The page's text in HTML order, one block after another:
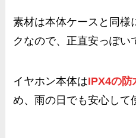
素材は本体ケースと同様
クなので、正直安っぽい
イヤホン本体はIPX4の防
め、雨の日でも安心して